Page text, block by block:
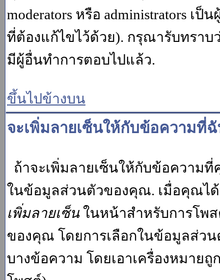
moderators หรือ administrators เ
ที่ต้องแก้ไขไว้ด้วย). กรุณารับทรา
มีผู้อื่นทำการตอบไปแล้ว.
ขึ้นไปข้างบน
จะเพิ่มลายเซ็นให้กับข้อความที่
ถ้าจะเพิ่มลายเซ็นให้กับข้อความ
ในข้อมูลส่วนตัวของคุณ. เมื่อคุณไ
เพิ่มลายเซ็น ในหน้าสำหรับการโพ
ของคุณ โดยการเลือกในข้อมูลส่ว
บางข้อความ โดยเอาเครื่องหมาย